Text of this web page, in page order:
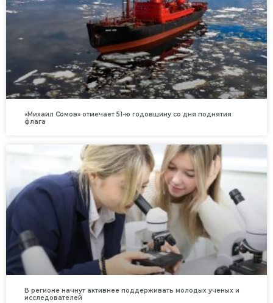
«Михаил Сомов» отмечает 51-ю годовщину со дня поднятия
флага
В регионе начнут активнее поддерживать молодых ученых и
исследователей